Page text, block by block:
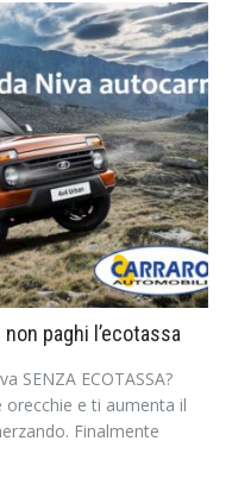
paghi l’ecotassa
SENZA ECOTASSA?
orecchie e ti aumenta il
Finalmente